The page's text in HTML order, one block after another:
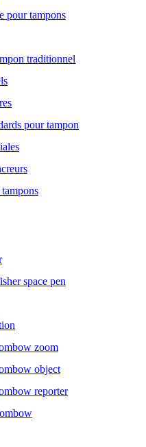
pour tampons
traditionnel
pour tampon
space pen
zoom
object
reporter